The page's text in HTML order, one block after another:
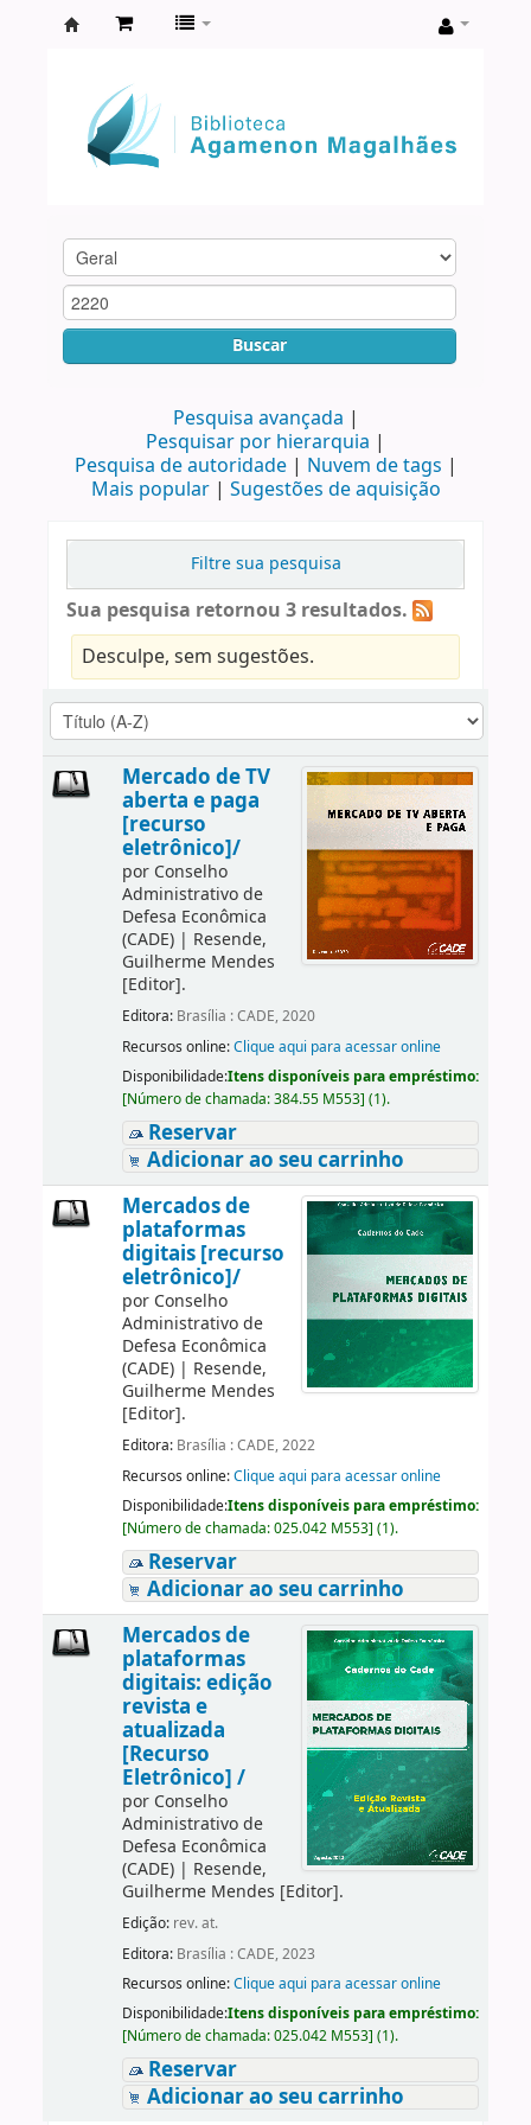
Agamenon
Magalhães
Buscar
Pesquisa avançada
Pesquisar por hierarquia
Pesquisa de autoridade
Nuvem de tags
Mais popular
Sugestões de aquisição
Filtre sua pesquisa
Sua pesquisa retornou 3 resultados.
Desculpe, sem sugestões.
Mercado de TV
aberta e paga
[recurso
eletrônico]/
por Conselho
Administrativo de
Defesa Econômica
(CADE)| Resende,
Guilherme Mendes
[Editor].
Editora: Brasília : CADE, 2020
Recursos online:Clique aqui para acessar online
Disponibilidade:Itens disponíveis para empréstimo:
[Número de chamada:384.55 M553] (1).
Reservar
Adicionar ao seu carrinho
Mercados de
plataformas
digitais [recurso
eletrônico]/
por Conselho
Administrativo de
Defesa Econômica
(CADE)| Resende,
Guilherme Mendes
[Editor].
Editora: Brasília : CADE, 2022
Recursos online:Clique aqui para acessar online
Disponibilidade:Itens disponíveis para empréstimo:
[Número de chamada:025.042 M553] (1).
Reservar
Adicionar ao seu carrinho
Mercados de
plataformas
digitais: edição
revista e
atualizada
[Recurso
Eletrônico] /
por Conselho
Administrativo de
Defesa Econômica
(CADE)| Resende,
Guilherme Mendes [Editor].
Edição: rev. at.
Editora: Brasília : CADE, 2023
Recursos online:Clique aqui para acessar online
Disponibilidade:Itens disponíveis para empréstimo:
[Número de chamada:025.042 M553] (1).
Reservar
Adicionar ao seu carrinho